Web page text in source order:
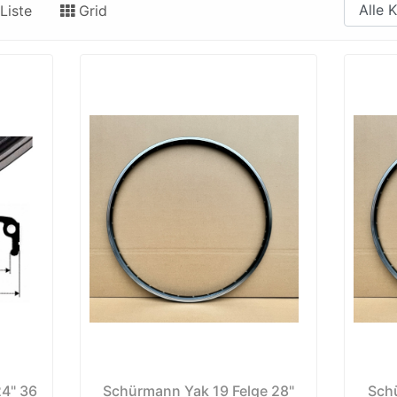
Grid
36
Schürmann Yak 19 Felge 28"